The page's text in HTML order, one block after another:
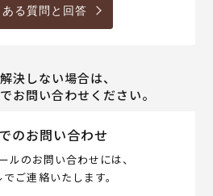
ある質問と回答
決しない場合は、
お問い合わせください。
のお問い合わせ
ルのお問い合わせには、
ご連絡いたします。